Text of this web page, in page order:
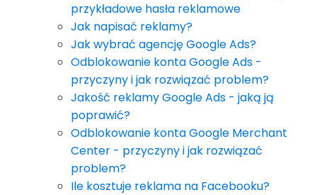
przykładowe hasła reklamowe
Jak napisać reklamy?
Jak wybrać agencję Google Ads?
Odblokowanie konta Google Ads -
przyczyny i jak rozwiązać problem?
Jakość reklamy Google Ads - jaką ją
poprawić?
Odblokowanie konta Google Merchant
Center - przyczyny i jak rozwiązać
problem?
Ile kosztuje reklama na Facebooku?